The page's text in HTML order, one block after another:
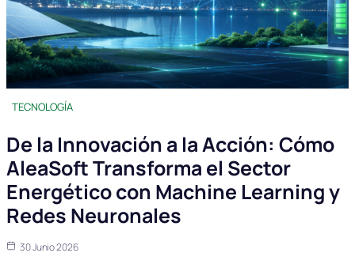
TECNOLOGÍA
De la Innovación a la Acción: Cómo
AleaSoft Transforma el Sector
Energético con Machine Learning y
Redes Neuronales
30 Junio 2026